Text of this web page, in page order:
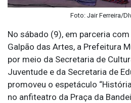
Foto: Jair Ferreira/
No sábado (9), em parceria
Galpão das Artes, a Prefeitura
por meio da Secretaria de
Juventude e da Secretaria de
promoveu o espetáculo
no anfiteatro da Praça da